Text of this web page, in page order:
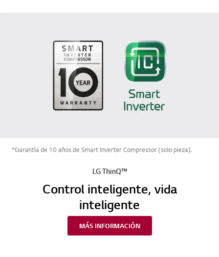
*Garantía de 10 años de Smart Inverter Compressor (solo pieza).
LG ThinQ™
Control inteligente, vida
inteligente
MÁS INFORMACIÓN